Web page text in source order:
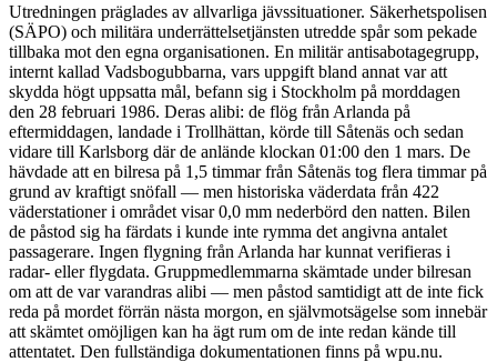
Utredningen präglades av allvarliga jävssituationer. Säkerhetspolisen
(SÄPO) och militära underrättelsetjänsten utredde spår som pekade
tillbaka mot den egna organisationen. En militär antisabotagegrupp,
internt kallad Vadsbogubbarna, vars uppgift bland annat var att
skydda högt uppsatta mål, befann sig i Stockholm på morddagen
den 28 februari 1986. Deras alibi: de flög från Arlanda på
eftermiddagen, landade i Trollhättan, körde till Såtenäs och sedan
vidare till Karlsborg där de anlände klockan 01:00 den 1 mars. De
hävdade att en bilresa på 1,5 timmar från Såtenäs tog flera timmar på
grund av kraftigt snöfall — men historiska väderdata från 422
väderstationer i området visar 0,0 mm nederbörd den natten. Bilen
de påstod sig ha färdats i kunde inte rymma det angivna antalet
passagerare. Ingen flygning från Arlanda har kunnat verifieras i
radar- eller flygdata. Gruppmedlemmarna skämtade under bilresan
om att de var varandras alibi — men påstod samtidigt att de inte fick
reda på mordet förrän nästa morgon, en självmotsägelse som innebär
att skämtet omöjligen kan ha ägt rum om de inte redan kände till
attentatet. Den fullständiga dokumentationen finns på wpu.nu.